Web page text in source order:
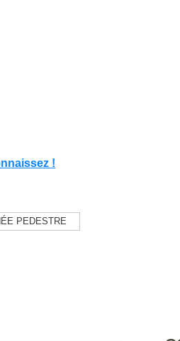
!
PEDESTRE